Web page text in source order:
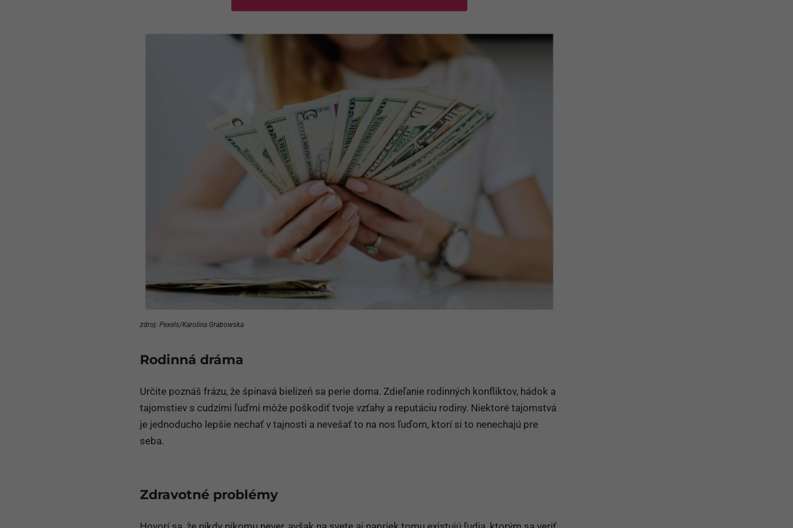
zdroj: Pexels/Karolina Grabowska
Rodinná dráma
Určite poznáš frázu, že špinavá bielizeň sa perie doma. Zdieľanie rodinných konfliktov, hádok a
tajomstiev s cudzími ľuďmi môže poškodiť tvoje vzťahy a reputáciu rodiny. Niektoré tajomstvá
je jednoducho lepšie nechať v tajnosti a nevešať to na nos ľuďom, ktorí si to nenechajú pre
seba.
Zdravotné problémy